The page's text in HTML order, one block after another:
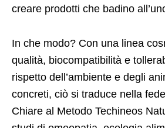
creare prodotti che badino
In che modo? Con una linea
qualità, biocompatibilità e
rispetto dell’ambiente e degli
concreti, ciò si traduce nella
Chiare al Metodo Techineos